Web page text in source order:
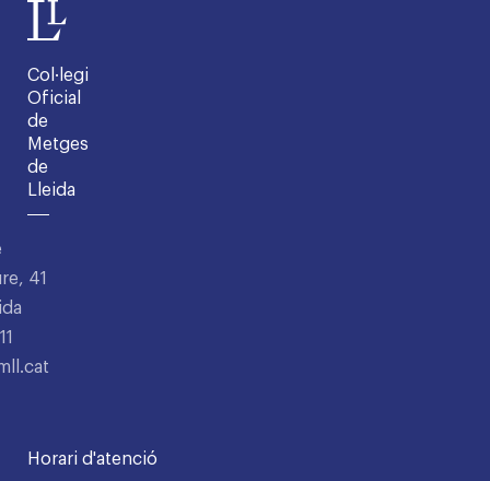
Col·legi
Oficial
de
Metges
de
Lleida
41
Horari d'atenció